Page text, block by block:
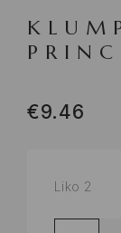
€9.46
Liko 2